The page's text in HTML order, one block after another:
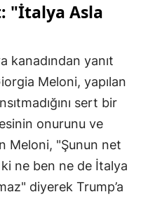
"İtalya Asla
kanadından yanıt
Meloni, yapılan
sert bir
onurunu ve
Meloni, "Şunun net
ne ben ne de İtalya
diyerek Trump’a